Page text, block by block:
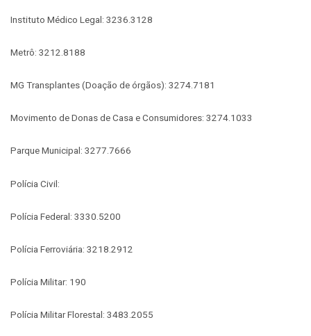
Instituto Médico Legal: 3236.3128
Metrô: 3212.8188
MG Transplantes (Doação de órgãos): 3274.7181
Movimento de Donas de Casa e Consumidores: 3274.1033
Parque Municipal: 3277.7666
Polícia Civil:
Polícia Federal: 3330.5200
Polícia Ferroviária: 3218.2912
Polícia Militar: 190
Polícia Militar Florestal: 3483.2055